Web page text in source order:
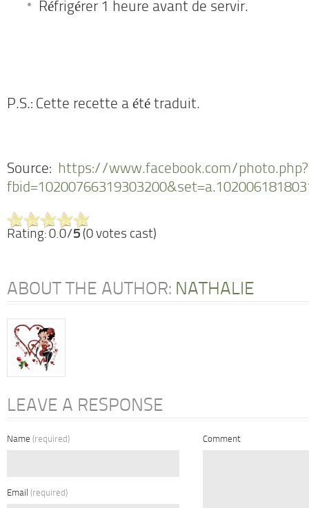
Réfrigérer 1 heure avant de servir.
P.S.: Cette recette a été traduit.
Source: https://www.facebook.com/photo.php?
Rating: 0.0/5 (0 votes cast)
ABOUT THE AUTHOR: NATHALIE
LEAVE A RESPONSE
Name (required)
Email (required)
Comment